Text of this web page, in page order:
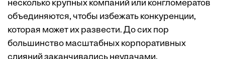
несколько крупных компаний или конгломератов
объединяются, чтобы избежать конкуренции,
которая может их развести. До сих пор
большинство масштабных корпоративных
слияний заканчивались неудачами.